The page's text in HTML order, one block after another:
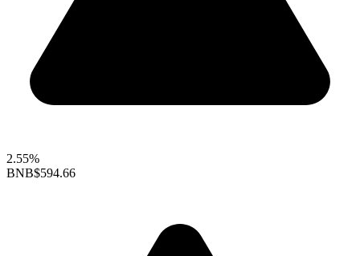
2.55%
BNB$594.66